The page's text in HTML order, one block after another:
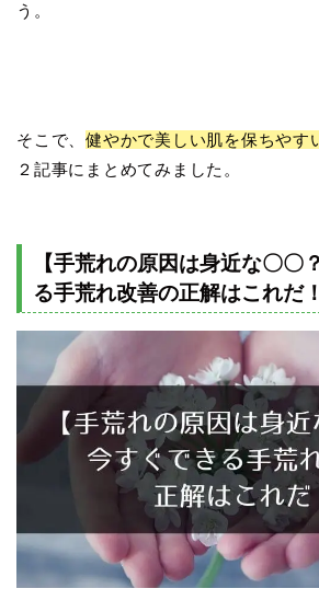
う。
そこで、健やかで美しい肌を保ちやす
２記事にまとめてみました。
【手荒れの原因は身近な〇〇
る手荒れ改善の正解はこれだ！